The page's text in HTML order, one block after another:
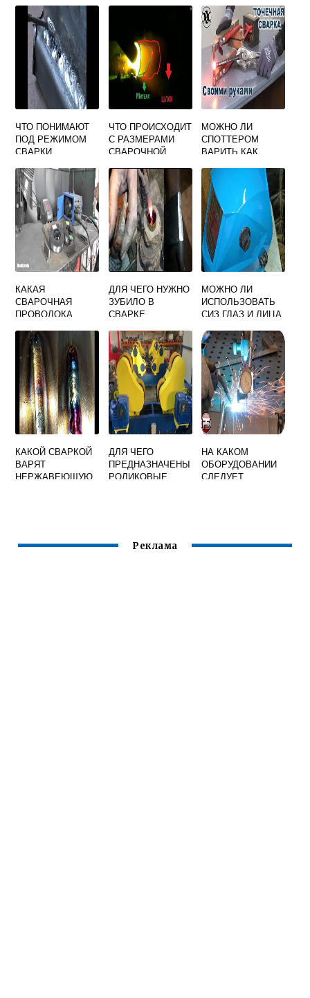
ЧТО ПОНИМАЮТ
ПОД РЕЖИМОМ
СВАРКИ
ЭЛЕКТРОДОМ
ЧТО ПРОИСХОДИТ
С РАЗМЕРАМИ
СВАРОЧНОЙ
ПОДОГРЕВЕ
ИЗДЕЛИЯ ПЕРЕД
СВАРКОЙ
МОЖНО ЛИ
СПОТТЕРОМ
ВАРИТЬ КАК
СВАРКОЙ
КАКАЯ
СВАРОЧНАЯ
ПРОВОЛОКА
ДЛЯ СВАРКИ
КОРРОЗИОННОСТ
ОЙКИХ СТАЛЕЙ
ДЛЯ ЧЕГО НУЖНО
ЗУБИЛО В
СВАРКЕ
МОЖНО ЛИ
ИСПОЛЬЗОВАТЬ
СИЗ ГЛАЗ И ЛИЦА
СВЕТОФИЛЬТРОМ
5 DIN ПРИ
ПРОВЕДЕНИИ
ЭЛЕКТРОСВАРОЧ
НЫХ РАБОТ
КАКОЙ СВАРКОЙ
ВАРЯТ
НЕРЖАВЕЮЩУЮ
ДЛЯ ЧЕГО
ПРЕДНАЗНАЧЕНЫ
РОЛИКОВЫЕ
НА КАКОМ
ОБОРУДОВАНИИ
СЛЕДУЕТ
МОНТАЖНЫХ
Реклама